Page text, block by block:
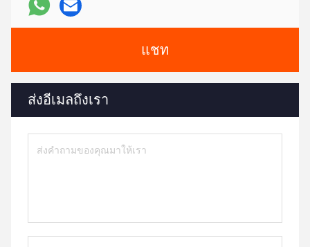
แชท
ส่งอีเมลถึงเรา